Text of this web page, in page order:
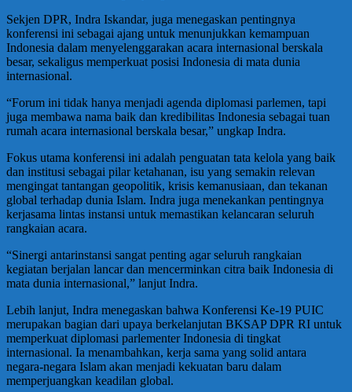
Sekjen DPR, Indra Iskandar, juga menegaskan pentingnya
konferensi ini sebagai ajang untuk menunjukkan kemampuan
Indonesia dalam menyelenggarakan acara internasional berskala
besar, sekaligus memperkuat posisi Indonesia di mata dunia
internasional.
“Forum ini tidak hanya menjadi agenda diplomasi parlemen, tapi
juga membawa nama baik dan kredibilitas Indonesia sebagai tuan
rumah acara internasional berskala besar,” ungkap Indra.
Fokus utama konferensi ini adalah penguatan tata kelola yang baik
dan institusi sebagai pilar ketahanan, isu yang semakin relevan
mengingat tantangan geopolitik, krisis kemanusiaan, dan tekanan
global terhadap dunia Islam. Indra juga menekankan pentingnya
kerjasama lintas instansi untuk memastikan kelancaran seluruh
rangkaian acara.
“Sinergi antarinstansi sangat penting agar seluruh rangkaian
kegiatan berjalan lancar dan mencerminkan citra baik Indonesia di
mata dunia internasional,” lanjut Indra.
Lebih lanjut, Indra menegaskan bahwa Konferensi Ke-19 PUIC
merupakan bagian dari upaya berkelanjutan BKSAP DPR RI untuk
memperkuat diplomasi parlementer Indonesia di tingkat
internasional. Ia menambahkan, kerja sama yang solid antara
negara-negara Islam akan menjadi kekuatan baru dalam
memperjuangkan keadilan global.